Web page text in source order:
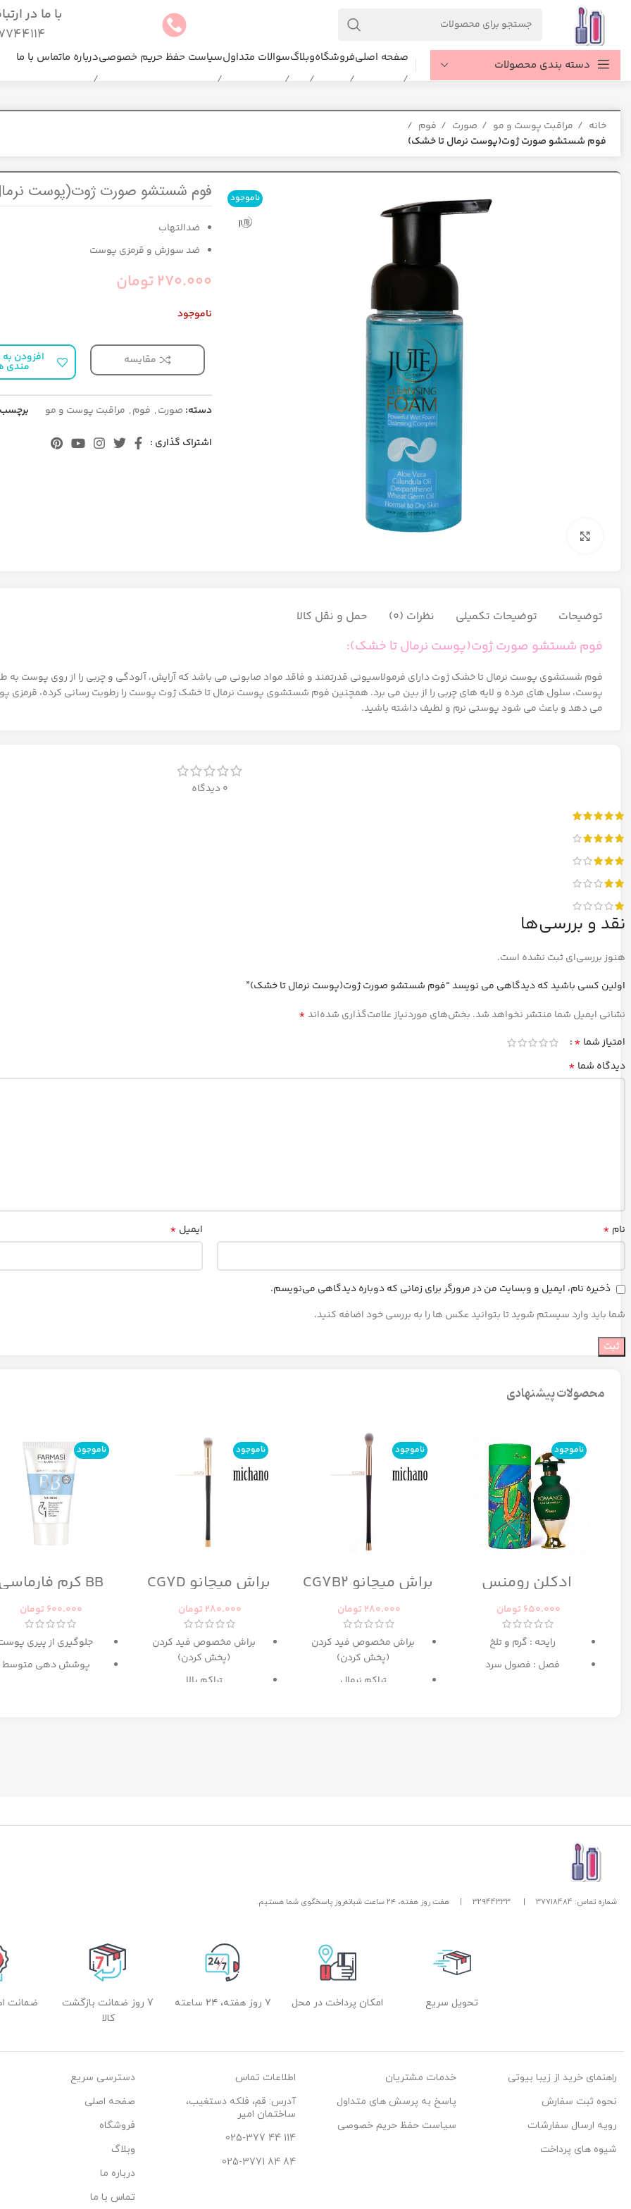
با ما در
دسته بندی محصولات صفحه اصلیفروشگاهوبلاگسوالات متداولسیاست حفظ حریم خصوصیدرباره ماتماس با ما
خانه مراقبت پوست و مو صورت
فوم
فوم شستشو صورت ژوت(پوست نرمال تا خشک)
ناموجود فوم شستشو صورت ژوت(پوست
ضدالتهاب
ضد سوزش و قرمزی پوست
270.000تومان
ناموجود
مقایسه افزودن به
مندی
دسته: صورت, فوم, مراقبت پوست و مو
اشتراک گذاری :
توضیحات توضیحات تکمیلی نظرات (0) حمل و نقل کالا
فوم شستشو صورت ژوت(پوست نرمال تا خشک):
فوم شستشوی پوست نرمال تا خشک ژوت دارای فرمولاسیونی قدرتمند و فاقد مواد صابونی می باشد که آرایش، آلودگی و چربی را از روی پوست به
پوست، سلول های مرده و لایه های چربی را از بین می برد. همچنین فوم شستشوی پوست نرمال تا خشک ژوت پوست را رطوبت رسانی کرده،
می دهد و باعث می شود پوستی نرم و لطیف داشته باشید.
0 دیدگاه
نقد و بررسی‌ها
هنوز بررسی‌ای ثبت نشده است.
اولین کسی باشید که دیدگاهی می نویسد “فوم شستشو صورت ژوت(پوست نرمال تا خشک)”
نشانی ایمیل شما منتشر نخواهد شد. بخش‌های موردنیاز علامت‌گذاری شده‌اند*
امتیاز شما *
دیدگاه شما *
نام * ایمیل *
ذخیره نام، ایمیل و وبسایت من در مرورگر برای زمانی که دوباره دیدگاهی می‌نویسم.
شما باید وارد سیستم شوید تا بتوانید عکس ها را به بررسی خود اضافه کنید.
محصولات پیشنهادی
ناموجود
ادکلن رومنس
رومانس زنانه رصاصی
650.000 تومان
رایحه : گرم و تلخ
فصل : فصول سرد
ناموجود
براش میچانو CG7B2
280.000 تومان
براش مخصوص فید کردن
(پخش کردن)
تراکم نرمال
ناموجود
براش میچانو CG7D
280.000 تومان
براش مخصوص فید کردن
(پخش کردن)
تراکم بالا
ناموجود
BB کرم فارماسی
600.000 تومان
جلوگیری از پیری
پوشش دهی متوسط
مرطوب کننده
شماره تماس: 37718484 |
32944333
| هفت روز هفته، ۲۴ ساعت شبانه‌روز پاسخگوی شما هستیم.
تحویل سریع امکان پرداخت در محل ۷ روز هفته، ۲۴ ساعته
7 روز ضمانت بازگشت
کالا
ضمانت
راهنمای خرید از زیبا بیوتی
نحوه ثبت سفارش
رویه ارسال سفارشات
شیوه های پرداخت
خدمات مشتریان
پاسخ به پرسش های متداول
سیاست حفظ حریم خصوصی
اطلاعات تماس
آدرس: قم، فلکه دستغیب،
ساختمان امیر
114 44 025-377
84 84 025-3771
دسترسی سریع
صفحه اصلی
فروشگاه
وبلاگ
درباره ما
تماس با ما